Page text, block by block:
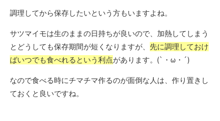
調理してから保存したいという方もいますよね。
サツマイモは生のままの日持ちが良いので、加熱してしまう
とどうしても保存期間が短くなりますが、 先に調理しておけ
ばいつでも食べれるという利点があります。(`・ω・´)
なので食べる時にチマチマ作るのが面倒な人は、作り置きし
ておくと良いですね。